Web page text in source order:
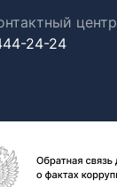
центр
24-24